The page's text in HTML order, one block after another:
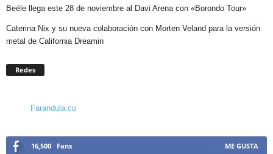
Beéle llega este 28 de noviembre al Davi Arena con «Borondo Tour»
Caterina Nix y su nueva colaboración con Morten Veland para la versión
metal de California Dreamin
Redes
Farandula.co
16,500 Fans ME GUSTA